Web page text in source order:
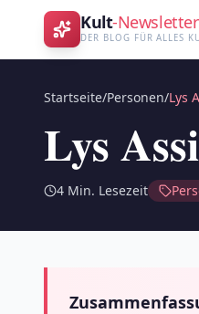
Kult-Newsletter
DER BLOG FÜR ALLES
Startseite/Personen/Lys
Lys
4 Min. Lesezeit